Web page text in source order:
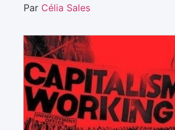
Par Célia Sales